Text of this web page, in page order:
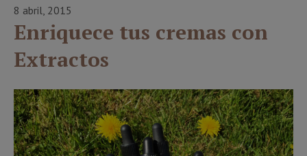
8 abril, 2015
Enriquece tus cremas con
Extractos